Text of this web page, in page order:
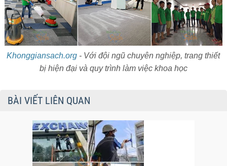
Khonggiansach.org - Với đội ngũ chuyên nghiệp, trang thiết
bị hiện đại và quy trình làm việc khoa học
BÀI VIẾT LIÊN QUAN